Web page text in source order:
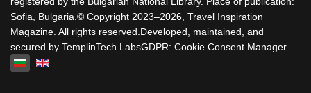
Sofia, Bulgaria.© Copyright 2023–2026, Travel Inspiration
Magazine. All rights reserved.Developed, maintained, and
secured by TemplinTech LabsGDPR: Cookie Consent Manager
Изберете език